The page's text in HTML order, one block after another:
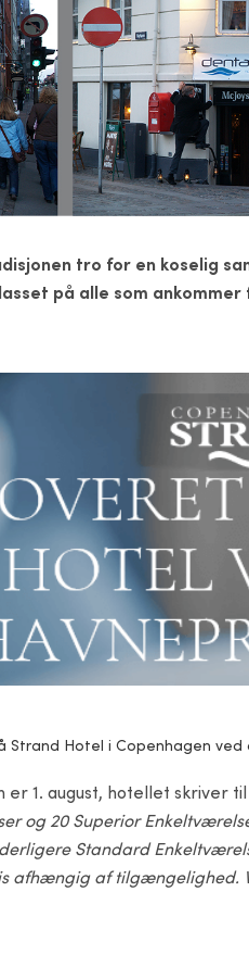
tro for en koselig
på alle som ankommer
Hotel i Copenhagen ved
1. august, hotellet skriver til
og 20 Superior
Standard
afhængig af